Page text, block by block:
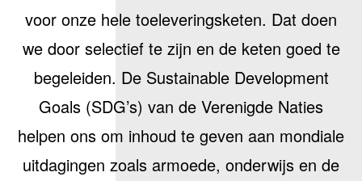
voor onze hele toeleveringsketen. Dat doen
we door selectief te zijn en de keten goed te
begeleiden. De Sustainable Development
Goals (SDG’s) van de Verenigde Naties
helpen ons om inhoud te geven aan mondiale
uitdagingen zoals armoede, onderwijs en de